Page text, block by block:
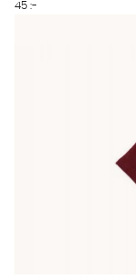
45 :-